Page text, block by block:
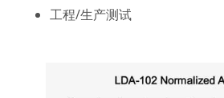
工程/生产测试